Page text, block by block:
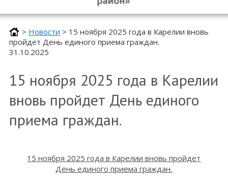
> Новости > 15 ноября 2025 года в Карелии вновь
пройдет День единого приема граждан.
31.10.2025
15 ноября 2025 года в Карелии
вновь пройдет День единого
приема граждан.
15 ноября 2025 года в Карелии вновь пройдет
День единого приема граждан.